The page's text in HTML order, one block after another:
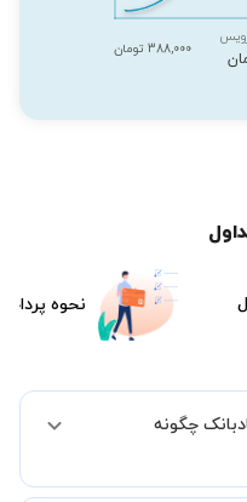
388,000 تومان
نحوه
چگونه